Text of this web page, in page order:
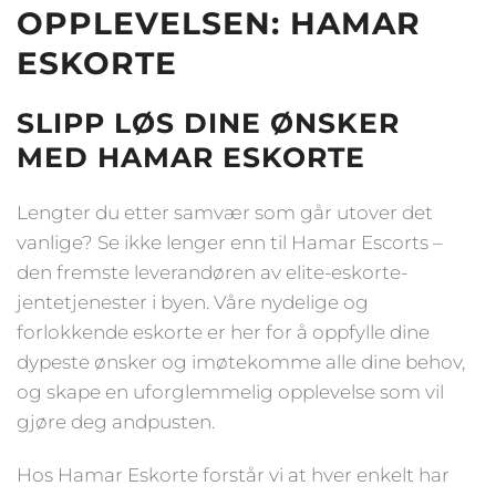
OPPLEVELSEN: HAMAR
ESKORTE
SLIPP LØS DINE ØNSKER
MED HAMAR ESKORTE
Lengter du etter samvær som går utover det
vanlige? Se ikke lenger enn til Hamar Escorts –
den fremste leverandøren av elite-eskorte-
jentetjenester i byen. Våre nydelige og
forlokkende eskorte er her for å oppfylle dine
dypeste ønsker og imøtekomme alle dine behov,
og skape en uforglemmelig opplevelse som vil
gjøre deg andpusten.
Hos Hamar Eskorte forstår vi at hver enkelt har